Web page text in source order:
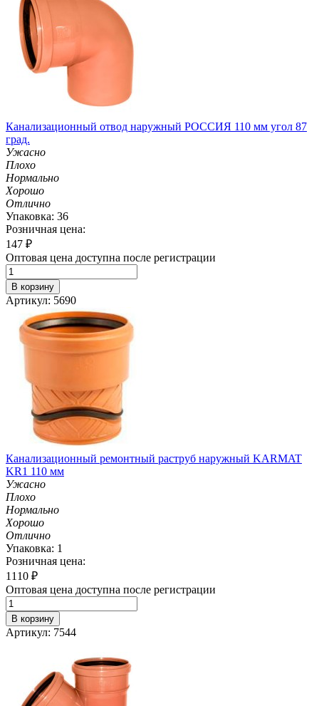
Канализационный отвод наружный РОССИЯ 110 мм угол 87
град.
Ужасно
Плохо
Нормально
Хорошо
Отлично
Упаковка: 36
Розничная цена:
147 ₽
Оптовая цена доступна после регистрации
В корзину
Артикул: 5690
Канализационный ремонтный раструб наружный KARMAT
KR1 110 мм
Ужасно
Плохо
Нормально
Хорошо
Отлично
Упаковка: 1
Розничная цена:
1110 ₽
Оптовая цена доступна после регистрации
В корзину
Артикул: 7544